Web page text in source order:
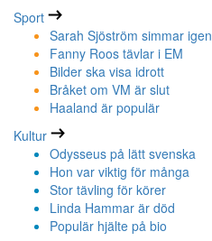
Sport
Sarah Sjöström simmar igen
Fanny Roos tävlar i EM
Bilder ska visa idrott
Bråket om VM är slut
Haaland är populär
Kultur
Odysseus på lätt svenska
Hon var viktig för många
Stor tävling för körer
Linda Hammar är död
Populär hjälte på bio